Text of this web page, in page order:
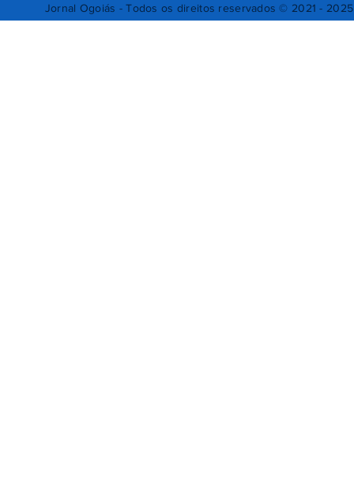
Jornal Ogoiás - Todos os direitos reservados © 2021 - 2025